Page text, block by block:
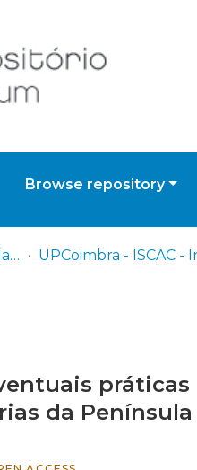
Browse repository
UPCoimbra - Universidade Politécnica de Coimbra
da Península